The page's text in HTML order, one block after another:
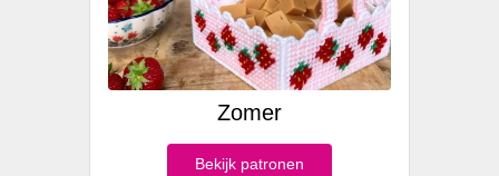
Zomer
Bekijk patronen